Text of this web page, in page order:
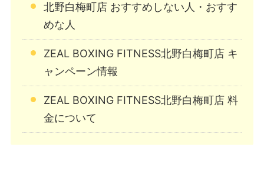
北野白梅町店 おすすめしない人・おすす
めな人
ZEAL BOXING FITNESS北野白梅町店 キ
ャンペーン情報
ZEAL BOXING FITNESS北野白梅町店 料
金について